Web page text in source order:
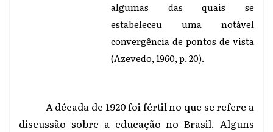
algumas das quais se
estabeleceu uma notável
convergência de pontos de vista
(Azevedo, 1960, p. 20).
A década de 1920 foi fértil no que se refere a
discussão sobre a educação no Brasil. Alguns